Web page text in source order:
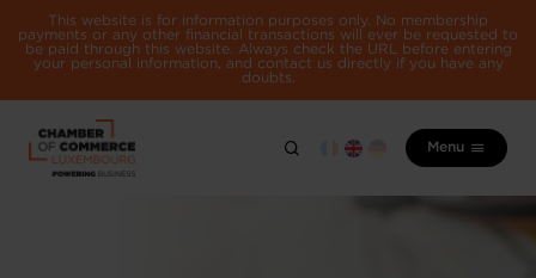
This website is for information purposes only. No membership
payments or any other financial transactions will ever be requested to
be paid through this website. Always check the URL before entering
your personal information, and contact us directly if you have any
doubts.
Menu